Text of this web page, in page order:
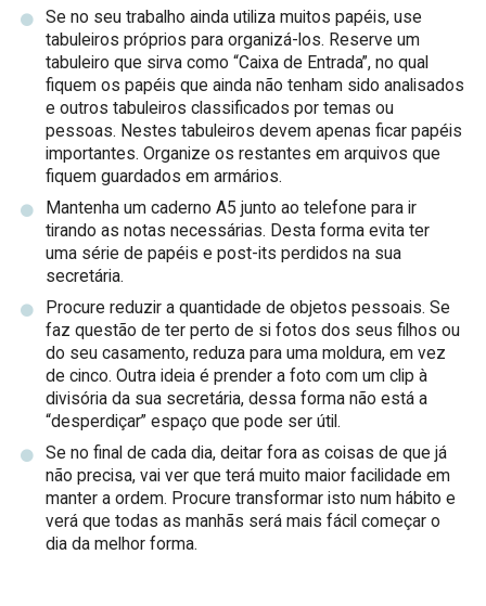
Se no seu trabalho ainda utiliza muitos papéis, use
tabuleiros próprios para organizá-los. Reserve um
tabuleiro que sirva como “Caixa de Entrada”, no qual
fiquem os papéis que ainda não tenham sido analisados
e outros tabuleiros classificados por temas ou
pessoas. Nestes tabuleiros devem apenas ficar papéis
importantes. Organize os restantes em arquivos que
fiquem guardados em armários.
Mantenha um caderno A5 junto ao telefone para ir
tirando as notas necessárias. Desta forma evita ter
uma série de papéis e post-its perdidos na sua
secretária.
Procure reduzir a quantidade de objetos pessoais. Se
faz questão de ter perto de si fotos dos seus filhos ou
do seu casamento, reduza para uma moldura, em vez
de cinco. Outra ideia é prender a foto com um clip à
divisória da sua secretária, dessa forma não está a
“desperdiçar” espaço que pode ser útil.
Se no final de cada dia, deitar fora as coisas de que já
não precisa, vai ver que terá muito maior facilidade em
manter a ordem. Procure transformar isto num hábito e
verá que todas as manhãs será mais fácil começar o
dia da melhor forma.